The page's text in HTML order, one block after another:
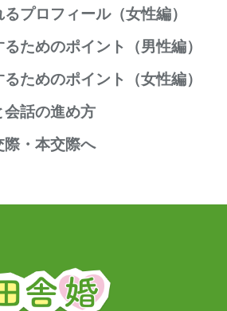
ィールとは
ーズ
方
プロフィール（女性編）
ィールとは
ーズ
方
ためのポイント（男性編）
さ」が大切
イント
ためのポイント（女性編）
イント
会話の進め方
備
際・本交際へ